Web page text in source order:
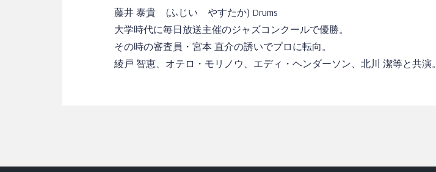
藤井 泰貴 (ふじい やすたか) Drums
大学時代に毎日放送主催のジャズコンクールで優勝。
その時の審査員・宮本 直介の誘いでプロに転向。
綾戸 智恵、オテロ・モリノウ、エディ・ヘンダーソン、北川 潔等と共演。